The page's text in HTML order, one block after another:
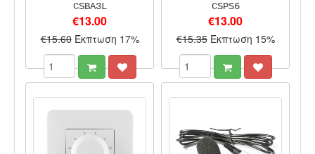
CSBA3L
€13.00
€15.60 Έκπτωση 17%
CSPS6
€13.00
€15.35 Έκπτωση 15%